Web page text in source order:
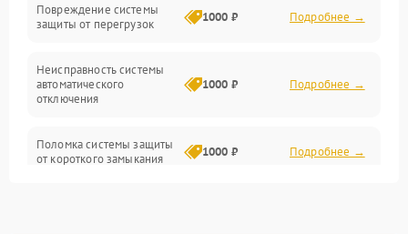
Электропитание
Механика
Корпус/Герметичность
Повреждение системы
защиты от перегрузок
1000 ₽ Подробнее →
Неисправность системы
автоматического
отключения
1000 ₽ Подробнее →
Поломка системы защиты
от короткого замыкания
1000 ₽ Подробнее →